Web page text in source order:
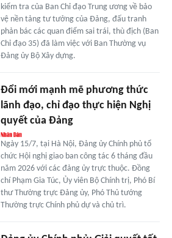
kiểm tra của Ban Chỉ đạo Trung ương về bảo
vệ nền tảng tư tưởng của Đảng, đấu tranh
phản bác các quan điểm sai trái, thù địch (Ban
Chỉ đạo 35) đã làm việc với Ban Thường vụ
Đảng ủy Bộ Xây dựng.
Đổi mới mạnh mẽ phương thức
lãnh đạo, chỉ đạo thực hiện Nghị
quyết của Đảng
Ngày 15/7, tại Hà Nội, Đảng ủy Chính phủ tổ
chức Hội nghị giao ban công tác 6 tháng đầu
năm 2026 với các đảng ủy trực thuộc. Đồng
chí Phạm Gia Túc, Ủy viên Bộ Chính trị, Phó Bí
thư Thường trực Đảng ủy, Phó Thủ tướng
Thường trực Chính phủ dự và chủ trì.